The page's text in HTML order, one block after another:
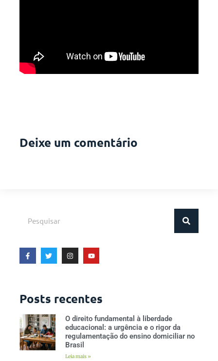
Deixe um comentário
Posts recentes
O direito fundamental à liberdade
educacional: a urgência e o rigor da
regulamentação do ensino domiciliar no
Brasil
Leia mais »